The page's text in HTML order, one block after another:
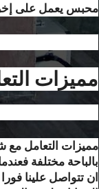
محبس يعمل على
مميزات
مميزات التعامل مع
بالباحة مختلفة
ان تتواصل علينا